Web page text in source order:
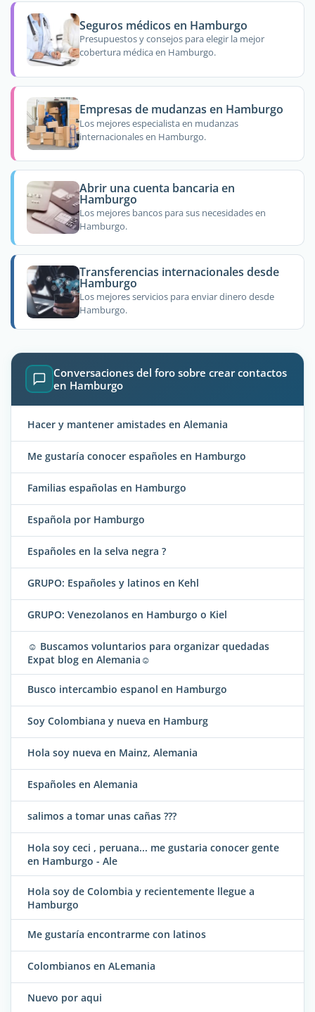
Seguros médicos en Hamburgo
Presupuestos y consejos para elegir la mejor
cobertura médica en Hamburgo.
Empresas de mudanzas en Hamburgo
Los mejores especialista en mudanzas
internacionales en Hamburgo.
Abrir una cuenta bancaria en
Hamburgo
Los mejores bancos para sus necesidades en
Hamburgo.
Transferencias internacionales desde
Hamburgo
Los mejores servicios para enviar dinero desde
Hamburgo.
Conversaciones del foro sobre crear contactos
en Hamburgo
Hacer y mantener amistades en Alemania
Me gustaría conocer españoles en Hamburgo
Familias españolas en Hamburgo
Española por Hamburgo
Españoles en la selva negra ?
GRUPO: Españoles y latinos en Kehl
GRUPO: Venezolanos en Hamburgo o Kiel
☺ Buscamos voluntarios para organizar quedadas
Expat blog en Alemania☺
Busco intercambio espanol en Hamburgo
Soy Colombiana y nueva en Hamburg
Hola soy nueva en Mainz, Alemania
Españoles en Alemania
salimos a tomar unas cañas ???
Hola soy ceci , peruana... me gustaria conocer gente
en Hamburgo - Ale
Hola soy de Colombia y recientemente llegue a
Hamburgo
Me gustaría encontrarme con latinos
Colombianos en ALemania
Nuevo por aqui